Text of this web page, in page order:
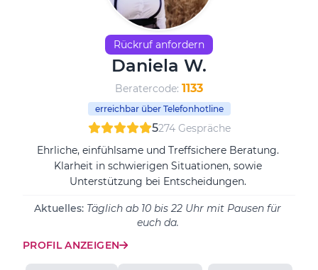
Rückruf anfordern
Daniela W.
Beratercode: 1133
erreichbar über Telefonhotline
5274 Gespräche
Ehrliche, einfühlsame und Treffsichere Beratung.
Klarheit in schwierigen Situationen, sowie
Unterstützung bei Entscheidungen.
Aktuelles: Täglich ab 10 bis 22 Uhr mit Pausen für
euch da.
PROFIL ANZEIGEN